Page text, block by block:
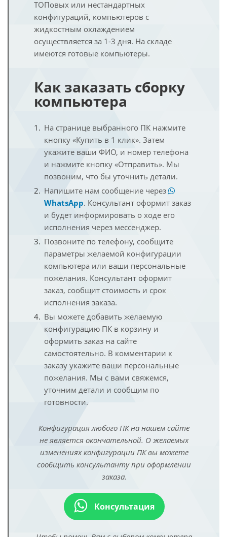
ТОПовых или нестандартных
конфигураций, компьютеров с
жидкостным охлаждением
осуществляется за 1-3 дня. На складе
имеются готовые компьютеры.
Как заказать сборку
компьютера
На странице выбранного ПК нажмите
кнопку «Купить в 1 клик». Затем
укажите ваши ФИО, и номер телефона
и нажмите кнопку «Отправить». Мы
позвоним, что бы уточнить детали.
Напишите нам сообщение через
WhatsApp. Консультант оформит заказ
и будет информировать о ходе его
исполнения через мессенджер.
Позвоните по телефону, сообщите
параметры желаемой конфигурации
компьютера или ваши персональные
пожелания. Консультант оформит
заказ, сообщит стоимость и срок
исполнения заказа.
Вы можете добавить желаемую
конфигурацию ПК в корзину и
оформить заказ на сайте
самостоятельно. В комментарии к
заказу укажите ваши персональные
пожелания. Мы с вами свяжемся,
уточним детали и сообщим по
готовности.
Конфигурация любого ПК на нашем сайте
не является окончательной. О желаемых
изменениях конфигурации ПК вы можете
сообщить консультанту при оформлении
заказа.
Консультация